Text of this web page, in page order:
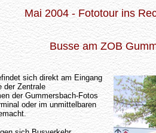
Mai 2004 - Fototour ins
Busse am ZOB
sich direkt am Eingang
der Zentrale
der Gummersbach-Fotos
oder im unmittelbaren